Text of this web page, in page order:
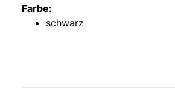
Farbe:
schwarz